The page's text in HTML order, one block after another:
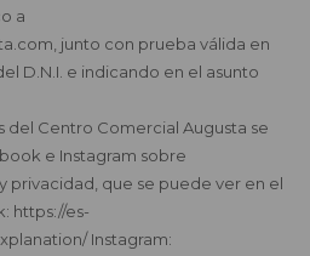
a
junto con prueba válida en
D.N.I. e indicando en el asunto
Centro Comercial Augusta se
e Instagram sobre
privacidad, que se puede ver en el
https://es-
Instagram: